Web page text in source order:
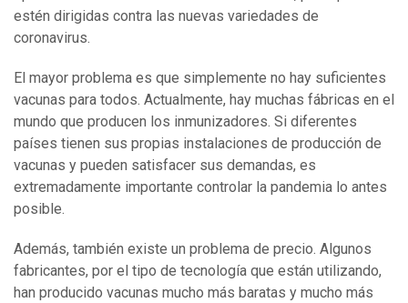
estén dirigidas contra las nuevas variedades de
coronavirus.
El mayor problema es que simplemente no hay suficientes
vacunas para todos. Actualmente, hay muchas fábricas en el
mundo que producen los inmunizadores. Si diferentes
países tienen sus propias instalaciones de producción de
vacunas y pueden satisfacer sus demandas, es
extremadamente importante controlar la pandemia lo antes
posible.
Además, también existe un problema de precio. Algunos
fabricantes, por el tipo de tecnología que están utilizando,
han producido vacunas mucho más baratas y mucho más